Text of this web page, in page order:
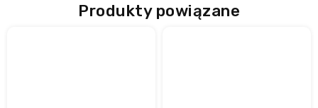
Produkty powiązane